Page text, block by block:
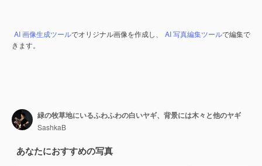
AI 画像生成ツールでオリジナル画像を作成し、 AI 写真編集ツールで編集で
きます。
緑の牧草地にいるふわふわの白いヤギ、背景には木々と他のヤギ
SashkaB
あなたにおすすめの写真